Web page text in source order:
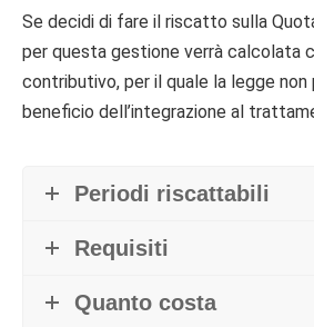
Se decidi di fare il riscatto sulla
per questa gestione verrà calcolata
contributivo, per il quale la legge non
beneficio dell’integrazione al
Periodi riscattabili
Requisiti
Quanto costa